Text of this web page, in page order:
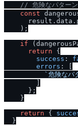
/ / 危険なパター
const
      result.
data .
    );
if
return {
success :
errors : [
`危険なパ
        ]
      };
    }
return {